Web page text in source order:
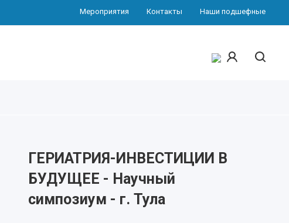
Мероприятия Контакты Наши подшефные
ГЕРИАТРИЯ-ИНВЕСТИЦИИ В
БУДУЩЕЕ - Научный
симпозиум - г. Тула